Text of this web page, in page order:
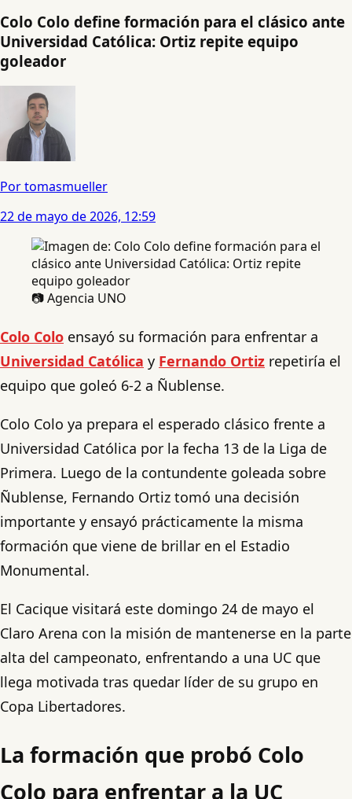
Colo Colo define formación para el clásico ante
Universidad Católica: Ortiz repite equipo
goleador
Por tomasmueller
22 de mayo de 2026, 12:59
📷 Agencia UNO
Colo Colo ensayó su formación para enfrentar a
Universidad Católica y Fernando Ortiz repetiría el
equipo que goleó 6-2 a Ñublense.
Colo Colo ya prepara el esperado clásico frente a
Universidad Católica por la fecha 13 de la Liga de
Primera. Luego de la contundente goleada sobre
Ñublense, Fernando Ortiz tomó una decisión
importante y ensayó prácticamente la misma
formación que viene de brillar en el Estadio
Monumental.
El Cacique visitará este domingo 24 de mayo el
Claro Arena con la misión de mantenerse en la parte
alta del campeonato, enfrentando a una UC que
llega motivada tras quedar líder de su grupo en
Copa Libertadores.
La formación que probó Colo
Colo para enfrentar a la UC